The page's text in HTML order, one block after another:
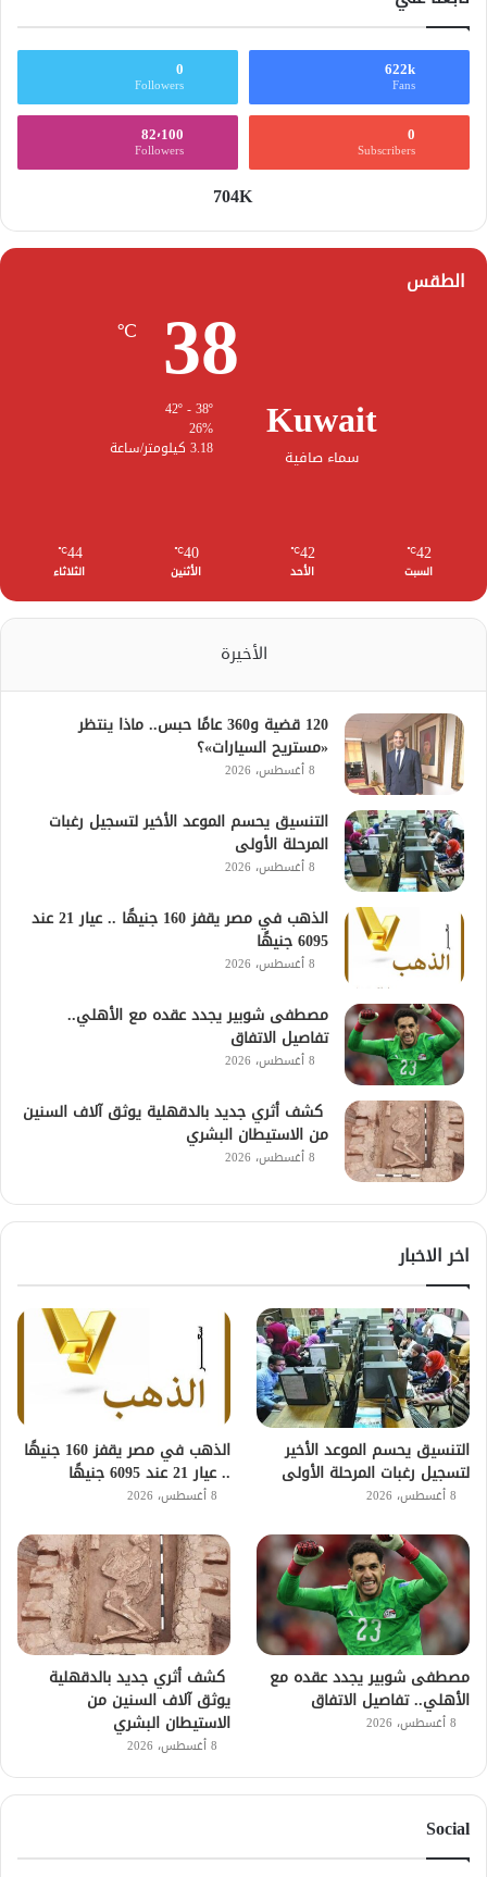
622k
Fans
0
Followers
0
Subscribers
82٬100
Followers
704K
الطقس
Kuwait
سماء صافية
38
℃
26%
3.18 كيلومتر/ساعة
42
℃
السبت
42
℃
الأحد
40
℃
الأثنين
44
℃
الثلاثاء
الأخيرة
120 قضية و360 عامًا حبس.. ماذا ينتظر
«مستريح السيارات»؟
8 أغسطس، 2026
التنسيق يحسم الموعد الأخير لتسجيل رغبات
المرحلة الأولى
8 أغسطس، 2026
الذهب في مصر يقفز 160 جنيهًا .. عيار 21 عند
6095 جنيهًا
8 أغسطس، 2026
مصطفى شوبير يجدد عقده مع الأهلي..
تفاصيل الاتفاق
8 أغسطس، 2026
كشف أثري جديد بالدقهلية يوثق آلاف السنين
من الاستيطان البشري
8 أغسطس، 2026
اخر الاخبار
التنسيق يحسم الموعد الأخير
لتسجيل رغبات المرحلة الأولى
8 أغسطس، 2026
الذهب في مصر يقفز 160 جنيهًا
.. عيار 21 عند 6095 جنيهًا
8 أغسطس، 2026
مصطفى شوبير يجدد عقده مع
الأهلي.. تفاصيل الاتفاق
8 أغسطس، 2026
كشف أثري جديد بالدقهلية
يوثق آلاف السنين من
الاستيطان البشري
8 أغسطس، 2026
Social